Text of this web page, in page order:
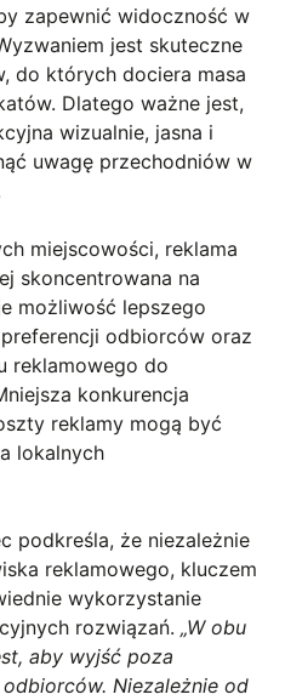
zapewnić widoczność w
jest skuteczne
do których dociera masa
Dlatego ważne jest,
wizualnie, jasna i
uwagę przechodniów w
miejscowości, reklama
skoncentrowana na
możliwość lepszego
odbiorców oraz
reklamowego do
konkurencja
reklamy mogą być
lokalnych
podkreśla, że niezależnie
reklamowego, kluczem
wykorzystanie
rozwiązań.„W obu
aby wyjść poza
Niezależnie od